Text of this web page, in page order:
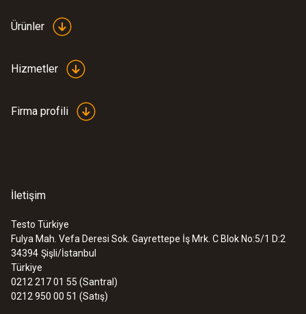
Ürünler
Hizmetler
Firma profili
İletişim
Testo Türkiye
Fulya Mah. Vefa Deresi Sok. Gayrettepe İş Mrk. C Blok No:5/1 D:2
34394 Şişli/İstanbul
Türkiye
0212 217 01 55 (Santral)
0212 950 00 51 (Satış)